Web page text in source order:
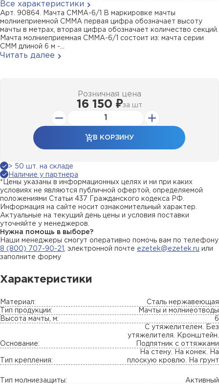
Все характеристики
Арт. 90864. Мачта СММА-6/1 В маркировке мачты
молниеприемной СММА первая цифра обозначает высоту
мачты в метрах, вторая цифра обозначает количество секций.
Мачта молниеприемная СММА-6/1 состоит из: мачта серии
СММ длиной 6 м -...
Читать далее
Розничная цена
16 150 ₽за шт
В КОРЗИНУ
> 50 шт. на складе
Наличие у партнера
*Цены указаны в информационных целях и ни при каких
условиях не являются публичной офертой, определяемой
положениями Статьи 437 Гражданского кодекса РФ.
Информация на сайте носит ознакомительный характер.
Актуальные на текущий день цены и условия поставки
уточняйте у менеджеров.
Нужна помощь в выборе?
Наши менеджеры смогут оперативно помочь вам по телефону
8 (800) 707-90-21
, электронной почте ezetek@ezetek.ru или
заполните форму
Характеристики
Материал:
Сталь нержавеющая
Тип продукции:
Мачты и молниеотводы
Высота мачты, м:
6
Основание:
С утяжелителем. Без
утяжелителя. Кронштейн.
Подпятник с оттяжками
Тип крепления:
На стену. На конек. На
плоскую кровлю. На грунт
Тип молниезащиты:
Активный